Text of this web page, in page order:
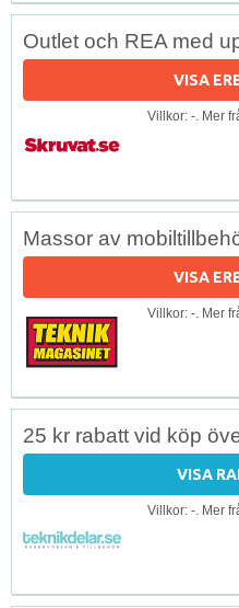
Outlet och REA med
VISA
Villkor: -. Mer
Massor av
VISA
Villkor: -. Mer
25 kr rabatt vid köp
VISA
Villkor: -. Mer